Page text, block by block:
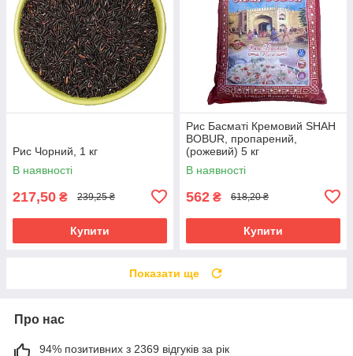
Рис Чорний, 1 кг
В наявності
217,50 ₴ 239,25 ₴
Купити
Рис Басматі Кремовий SHAH
BOBUR, пропарений,
(рожевий) 5 кг
В наявності
562 ₴ 618,20 ₴
Купити
Показати ще
Про нас
94% позитивних з 2369 відгуків за рік